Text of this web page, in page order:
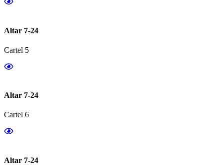
Altar 7-24
Cartel 5
Altar 7-24
Cartel 6
Altar 7-24